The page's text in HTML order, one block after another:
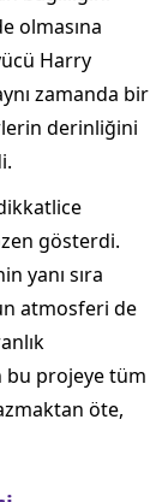
olmasına
Harry
zamanda bir
derinliğini
gösterdi.
yanı sıra
atmosferi de
bu projeye tüm
öte,